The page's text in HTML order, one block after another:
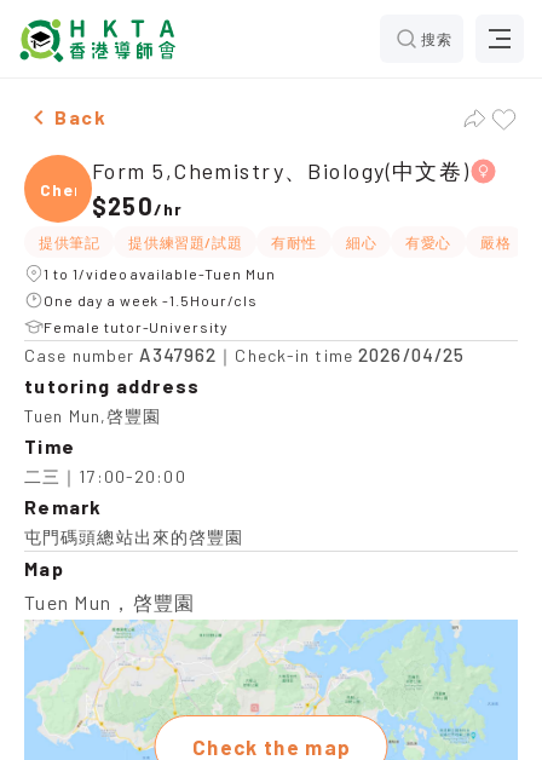
搜索
Female Form 5,Chemistry、Biology(中文卷)，Tuen
Back
Chemi
Form 5,Chemistry、Biology(中文卷)
$250/hr
提供筆記 提供練習題/試題 有耐性 細心 有愛心 嚴格
1 to 1/video available-Tuen Mun
One day a week -1.5Hour/cls
Female tutor-University
Case number A347962 ｜Check-in time2026/04/25
tutoring address
Tuen Mun,啓豐園
Time
二三｜17:00-20:00
Remark
屯門碼頭總站出來的啓豐園
Map
Tuen Mun，啓豐園
Check the map